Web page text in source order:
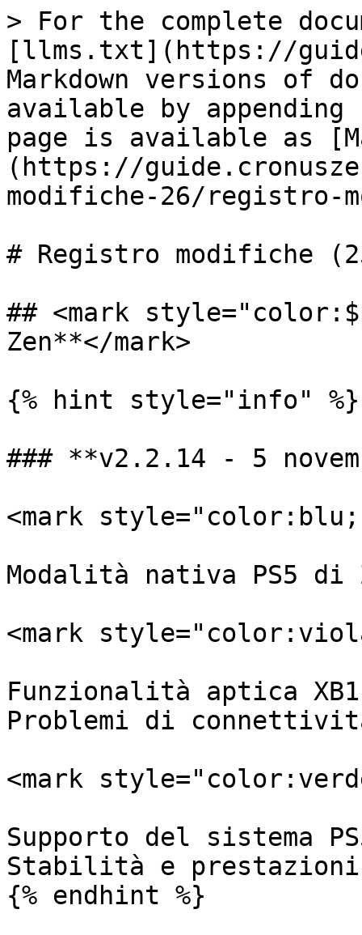
> For the complete
[llms.txt](https://
Markdown versions of
available by
page is available as
(https://
modifiche-26/registro-
# Registro modifiche
## <mark
Zen**</mark>
{% hint style="info" %}
### **v2.2.14 - 5
<mark
Modalità nativa PS5 di
<mark
Funzionalità aptica
Problemi di
<mark
Supporto del sistema
Stabilità e
{% endhint %}